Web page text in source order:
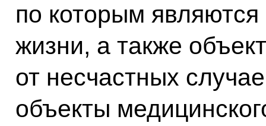
по которым
жизни, а также
от несчастных
объекты